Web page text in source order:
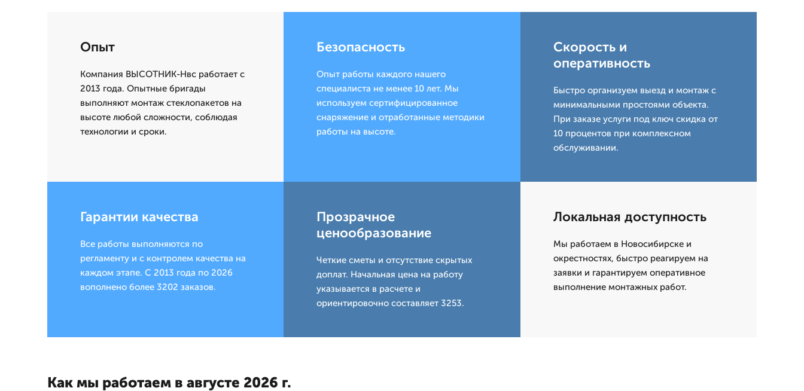
Опыт
Компания ВЫСОТНИК-Нвс работает с
2013 года. Опытные бригады
выполняют монтаж стеклопакетов на
высоте любой сложности, соблюдая
технологии и сроки.
Безопасность
Опыт работы каждого нашего
специалиста не менее 10 лет. Мы
используем сертифицированное
снаряжение и отработанные методики
работы на высоте.
Скорость и
оперативность
Быстро организуем выезд и монтаж с
минимальными простоями объекта.
При заказе услуги под ключ скидка от
10 процентов при комплексном
обслуживании.
Гарантии качества
Все работы выполняются по
регламенту и с контролем качества на
каждом этапе. С 2013 года по 2026
вополнено более 3202 заказов.
Прозрачное
ценообразование
Четкие сметы и отсутствие скрытых
доплат. Начальная цена на работу
указывается в расчете и
ориентировочно составляет 3253.
Локальная доступность
Мы работаем в Новосибирске и
окрестностях, быстро реагируем на
заявки и гарантируем оперативное
выполнение монтажных работ.
Как мы работаем в августе 2026 г.